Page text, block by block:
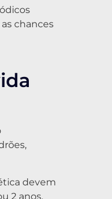
chances
devem
2 anos,